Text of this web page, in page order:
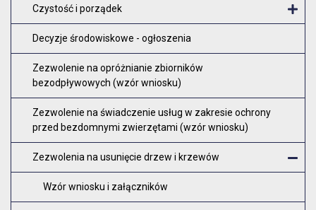
Czystość i porządek
Decyzje środowiskowe - ogłoszenia
Zezwolenie na opróżnianie zbiorników
bezodpływowych (wzór wniosku)
Zezwolenie na świadczenie usług w zakresie ochrony
przed bezdomnymi zwierzętami (wzór wniosku)
Zezwolenia na usunięcie drzew i krzewów
Wzór wniosku i załączników